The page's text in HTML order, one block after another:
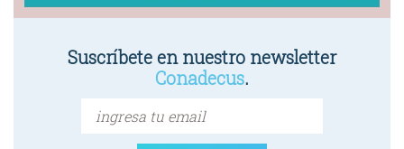
Suscríbete en nuestro newsletter
Conadecus.